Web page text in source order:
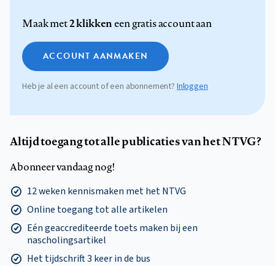
Maak met2 klikkeneen gratis account aan
ACCOUNT AANMAKEN
Heb je al een account of een abonnement? Inloggen
Altijd toegang tot alle publicaties van het NTVG?
Abonneer vandaag nog!
12 weken kennismaken met het NTVG
Online toegang tot alle artikelen
Eén geaccrediteerde toets maken bij een
nascholingsartikel
Het tijdschrift 3 keer in de bus